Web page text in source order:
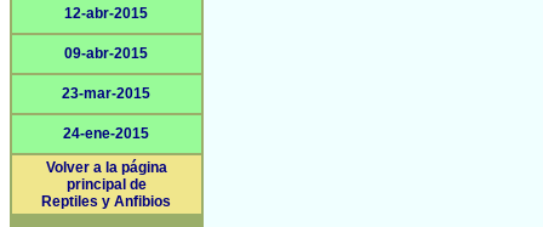
12-abr-2015
09-abr-2015
23-mar-2015
24-ene-2015
Volver a la página
principal de
Reptiles y Anfibios